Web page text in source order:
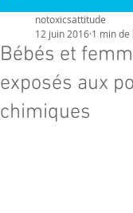
Bébés et
exposés aux
chimiques
notoxicsattitude
12 juin 2016 1 min de